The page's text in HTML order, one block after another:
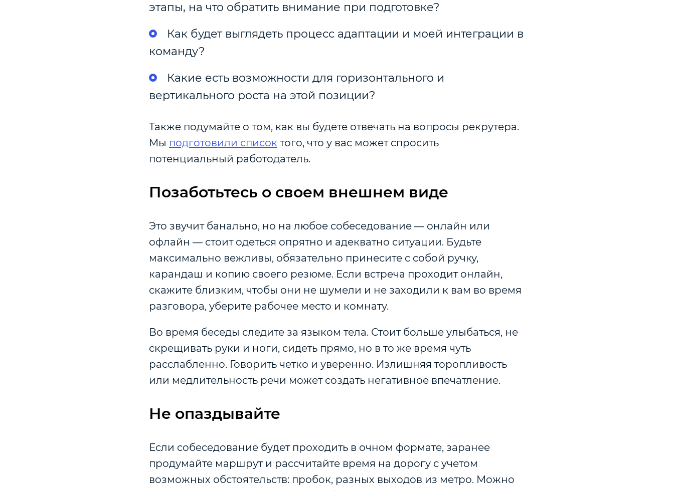
этапы, на что обратить внимание при подготовке?
Как будет выглядеть процесс адаптации и моей интеграции в
команду?
Какие есть возможности для горизонтального и
вертикального роста на этой позиции?
Также подумайте о том, как вы будете отвечать на вопросы рекрутера.
Мы подготовили список того, что у вас может спросить
потенциальный работодатель.
Позаботьтесь о своем внешнем виде
Это звучит банально, но на любое собеседование — онлайн или
офлайн — стоит одеться опрятно и адекватно ситуации. Будьте
максимально вежливы, обязательно принесите с собой ручку,
карандаш и копию своего резюме. Если встреча проходит онлайн,
скажите близким, чтобы они не шумели и не заходили к вам во время
разговора, уберите рабочее место и комнату.
Во время беседы следите за языком тела. Стоит больше улыбаться, не
скрещивать руки и ноги, сидеть прямо, но в то же время чуть
расслабленно. Говорить четко и уверенно. Излишняя торопливость
или медлительность речи может создать негативное впечатление.
Не опаздывайте
Если собеседование будет проходить в очном формате, заранее
продумайте маршрут и рассчитайте время на дорогу с учетом
возможных обстоятельств: пробок, разных выходов из метро. Можно